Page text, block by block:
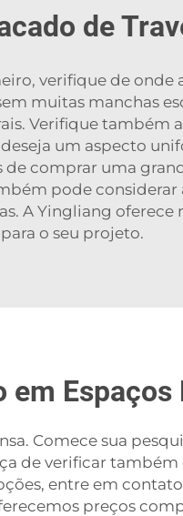
de
verifique de onde
muitas manchas
Verifique também
um aspecto
comprar uma
pode
A Yingliang oferece
o seu projeto.
Espaços
Comece sua
de verificar
entre em
preços